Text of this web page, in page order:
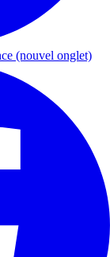
(nouvel onglet)